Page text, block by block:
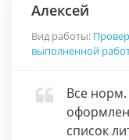
Алексей
Вид работы:
выполненной
Все
список